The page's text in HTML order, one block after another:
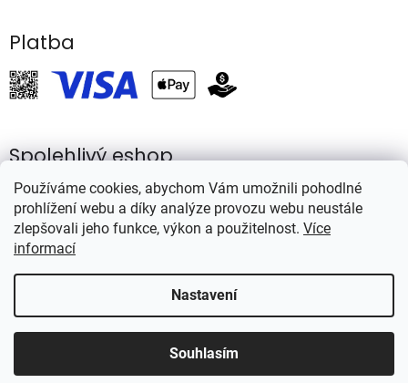
Používáme cookies, abychom Vám umožnili pohodlné
prohlížení webu a díky analýze provozu webu neustále
zlepšovali jeho funkce, výkon a použitelnost. Více
informací
Nastavení
Souhlasím
Platba
Spolehlivý eshop
Vytvořil Shoptet